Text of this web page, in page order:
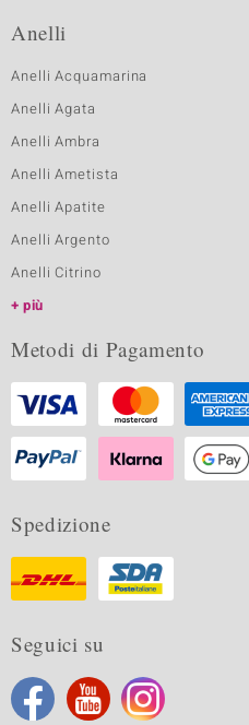
Anelli
Anelli Acquamarina
Anelli Agata
Anelli Ambra
Anelli Ametista
Anelli Apatite
Anelli Argento
Anelli Citrino
più
Metodi di Pagamento
Spedizione
Seguici su